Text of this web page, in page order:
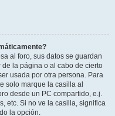
al foro, sus datos se guardan
la página o al cabo de cierto
usada por otra persona. Para
solo marque la casilla al
desde un PC compartido, e.j.
etc. Si no ve la casilla, significa
la opción.